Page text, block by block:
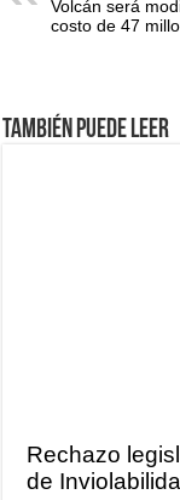
Volcán será
costo de 47
También puede leer
Rechazo
de